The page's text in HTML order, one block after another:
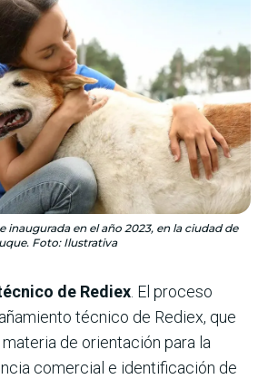
inaugurada en el año 2023, en la ciudad de
Foto: Ilustrativa
de Rediex. El proceso
técnico de Rediex, que
de orientación para la
comercial e identificación de